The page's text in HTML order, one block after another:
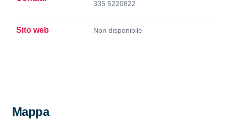
335 5220822
Sito web Non disponibile
Mappa